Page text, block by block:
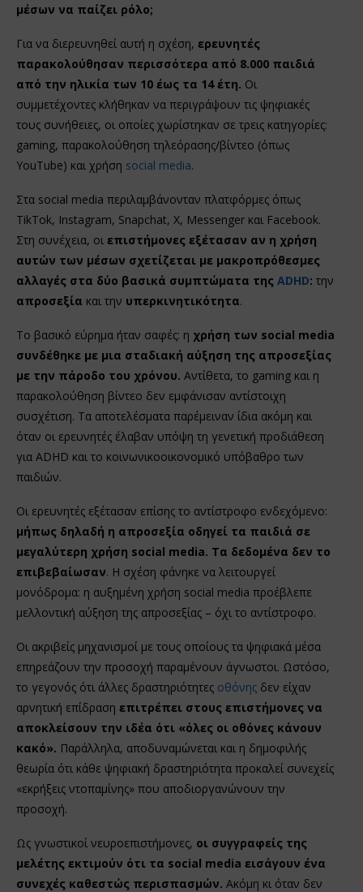
μέσων να παίζει ρόλο;
Για να διερευνηθεί αυτή η σχέση, ερευνητές
παρακολούθησαν περισσότερα από 8.000 παιδιά
από την ηλικία των 10 έως τα 14 έτη. Οι
συμμετέχοντες κλήθηκαν να περιγράψουν τις ψηφιακές
τους συνήθειες, οι οποίες χωρίστηκαν σε τρεις κατηγορίες:
gaming, παρακολούθηση τηλεόρασης/βίντεο (όπως
YouTube) και χρήση social media.
Στα social media περιλαμβάνονταν πλατφόρμες όπως
TikTok, Instagram, Snapchat, X, Messenger και Facebook.
Στη συνέχεια, οι επιστήμονες εξέτασαν αν η χρήση
αυτών των μέσων σχετίζεται με μακροπρόθεσμες
αλλαγές στα δύο βασικά συμπτώματα της ADHD: την
απροσεξία και την υπερκινητικότητα.
Το βασικό εύρημα ήταν σαφές: η χρήση των social media
συνδέθηκε με μια σταδιακή αύξηση της απροσεξίας
με την πάροδο του χρόνου. Αντίθετα, το gaming και η
παρακολούθηση βίντεο δεν εμφάνισαν αντίστοιχη
συσχέτιση. Τα αποτελέσματα παρέμειναν ίδια ακόμη και
όταν οι ερευνητές έλαβαν υπόψη τη γενετική προδιάθεση
για ADHD και το κοινωνικοοικονομικό υπόβαθρο των
παιδιών.
Οι ερευνητές εξέτασαν επίσης το αντίστροφο ενδεχόμενο:
μήπως δηλαδή η απροσεξία οδηγεί τα παιδιά σε
μεγαλύτερη χρήση social media. Τα δεδομένα δεν το
επιβεβαίωσαν. Η σχέση φάνηκε να λειτουργεί
μονόδρομα: η αυξημένη χρήση social media προέβλεπε
μελλοντική αύξηση της απροσεξίας – όχι το αντίστροφο.
Οι ακριβείς μηχανισμοί με τους οποίους τα ψηφιακά μέσα
επηρεάζουν την προσοχή παραμένουν άγνωστοι. Ωστόσο,
το γεγονός ότι άλλες δραστηριότητες οθόνης δεν είχαν
αρνητική επίδραση επιτρέπει στους επιστήμονες να
αποκλείσουν την ιδέα ότι «όλες οι οθόνες κάνουν
κακό». Παράλληλα, αποδυναμώνεται και η δημοφιλής
θεωρία ότι κάθε ψηφιακή δραστηριότητα προκαλεί συνεχείς
«εκρήξεις ντοπαμίνης» που αποδιοργανώνουν την
προσοχή.
Ως γνωστικοί νευροεπιστήμονες, οι συγγραφείς της
μελέτης εκτιμούν ότι τα social media εισάγουν ένα
συνεχές καθεστώς περισπασμών. Ακόμη κι όταν δεν